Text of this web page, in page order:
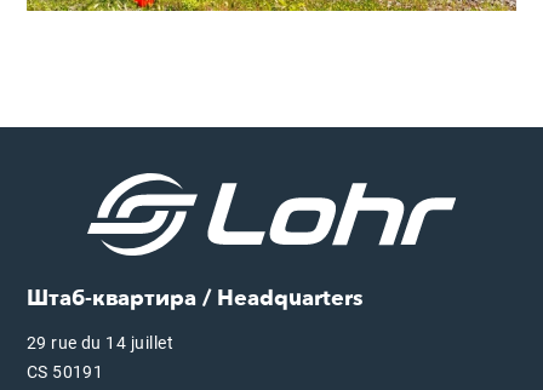
Штаб-квартира / Headquarters
29 rue du 14 juillet
CS 50191